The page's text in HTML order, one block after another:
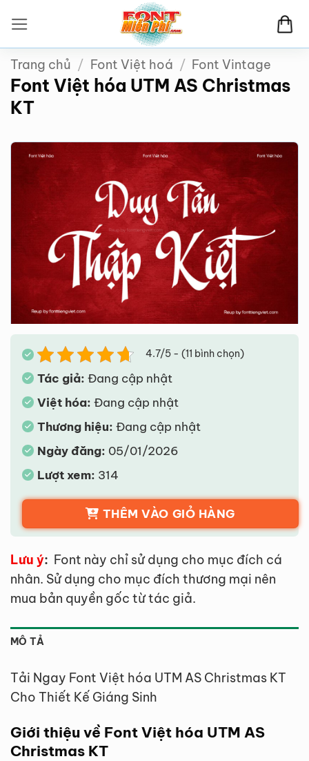
qua
nội
dung
Trang chủ / Font Việt hoá / Font Vintage
Font Việt hóa UTM AS Christmas
KT
4.7/5 - (11 bình chọn)
Tác giả: Đang cập nhật
Việt hóa: Đang cập nhật
Thương hiệu: Đang cập nhật
Ngày đăng: 05/01/2026
Lượt xem: 314
THÊM VÀO GIỎ HÀNG
Lưu ý: Font này chỉ sử dụng cho mục đích cá
nhân. Sử dụng cho mục đích thương mại nên
mua bản quyền gốc từ tác giả.
MÔ TẢ
Tải Ngay Font Việt hóa UTM AS Christmas KT
Cho Thiết Kế Giáng Sinh
Giới thiệu về Font Việt hóa UTM AS
Christmas KT